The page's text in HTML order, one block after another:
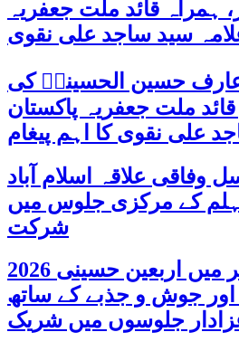
ہمراہ قائد ملت جعفریہ
سید ساجد علی نقوی
عارف حسین الحسینیؒ کی
قائد ملت جعفریہ پاکستان
علی نقوی کا اہم پیغام
وفاقی علاقہ اسلام آباد
کے مرکزی جلوس میں
شرکت
پاکستان بھر میں اربعین حسینی 2026
اور جوش و جذبے کے ساتھ
عزادار جلوسوں میں شریک